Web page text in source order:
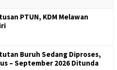
PTUN, KDM Melawan
Buruh Sedang Diproses,
– September 2026 Ditunda